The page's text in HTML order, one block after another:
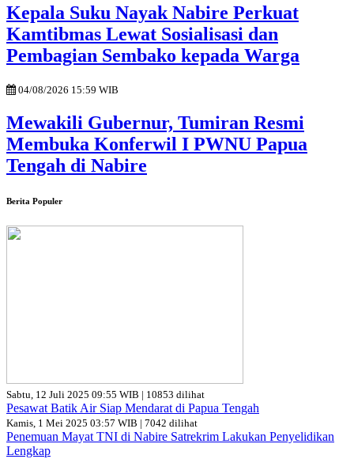
Kepala Suku Nayak Nabire Perkuat
Kamtibmas Lewat Sosialisasi dan
Pembagian Sembako kepada Warga
04/08/2026 15:59 WIB
Mewakili Gubernur, Tumiran Resmi
Membuka Konferwil I PWNU Papua
Tengah di Nabire
Berita Populer
Sabtu, 12 Juli 2025 09:55 WIB | 10853 dilihat
Pesawat Batik Air Siap Mendarat di Papua Tengah
Kamis, 1 Mei 2025 03:57 WIB | 7042 dilihat
Penemuan Mayat TNI di Nabire Satrekrim Lakukan Penyelidikan
Lengkap